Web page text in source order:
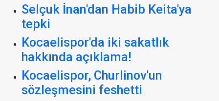
Selçuk İnan'dan Habib Keita'ya
tepki
Kocaelispor'da iki sakatlık
hakkında açıklama!
Kocaelispor, Churlinov'un
sözleşmesini feshetti